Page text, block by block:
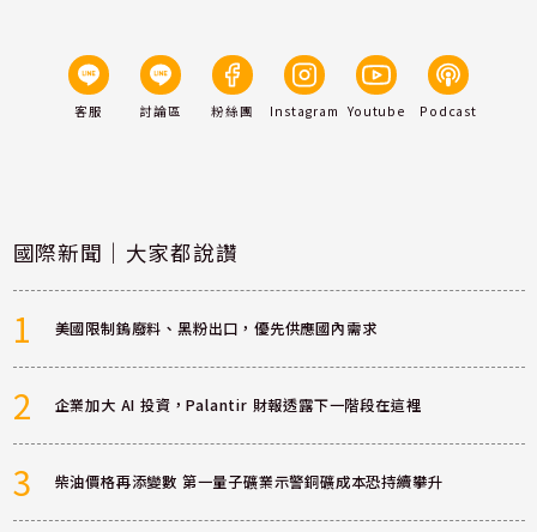
客服 討論區 粉絲團 Instagram Youtube Podcast
國際新聞｜大家都說讚
1 美國限制鎢廢料、黑粉出口，優先供應國內需求
2 企業加大 AI 投資，Palantir 財報透露下一階段在這裡
3 柴油價格再添變數 第一量子礦業示警銅礦成本恐持續攀升